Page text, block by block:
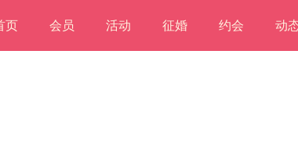
页 会员 活动 征婚 约会 动